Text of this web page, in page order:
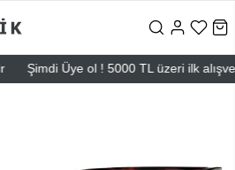
Şimdi Üye ol ! 5000 TL üzeri ilk